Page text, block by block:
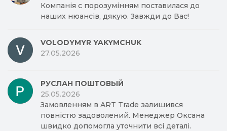
Компанія с порозумінням поставилася до
наших нюансів, дякую. Завжди до Вас!
VOLODYMYR YAKYMCHUK
27.05.2026
РУСЛАН ПОШТОВЫЙ
25.05.2026
Замовленням в ART Trade залишився
повністю задоволений. Менеджер Оксана
швидко допомогла уточнити всі деталі.